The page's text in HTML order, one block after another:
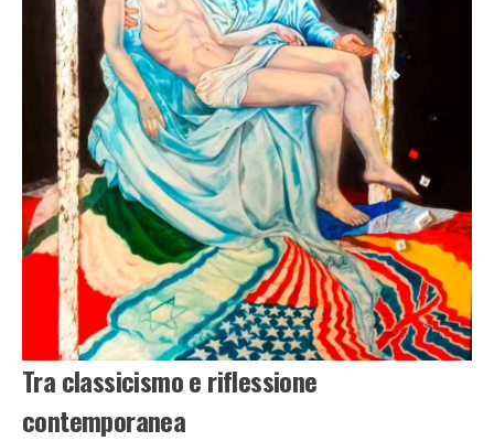
Tra classicismo e riflessione
contemporanea